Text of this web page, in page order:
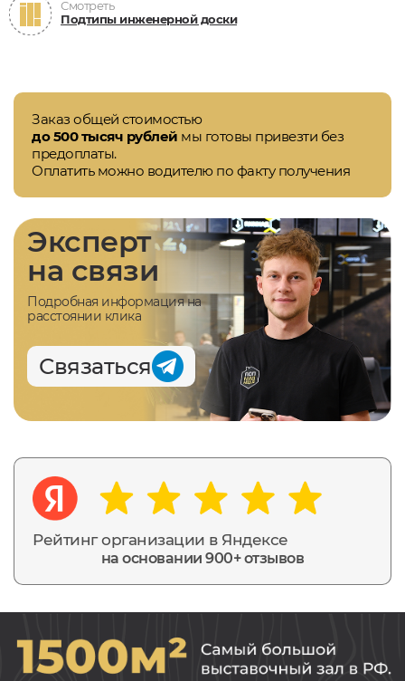
Смотреть
Подтипы инженерной доски
Заказ общей стоимостью
до 500 тысяч рублей мы готовы привезти без
предоплаты.
Оплатить можно водителю по факту получения
Рейтинг организации в Яндексе
на основании 900+ отзывов
Эксперт
на связи
Подробная информация на
расстоянии клика
Связаться